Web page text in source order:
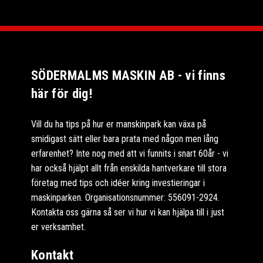
SÖDERMALMS MASKIN AB - vi finns
här för dig!
Vill du ha tips på hur er manskinpark kan växa på
smidigast sätt eller bara prata med någon men lång
erfarenhet? Inte nog med att vi funnits i snart 60år - vi
har också hjälpt allt från enskilda hantverkare till stora
företag med tips och idéer kring investieringar i
maskinparken. Organisationsnummer: 556091-2924.
Kontakta oss gärna så ser vi hur vi kan hjälpa till i just
er verksamhet.
Kontakt